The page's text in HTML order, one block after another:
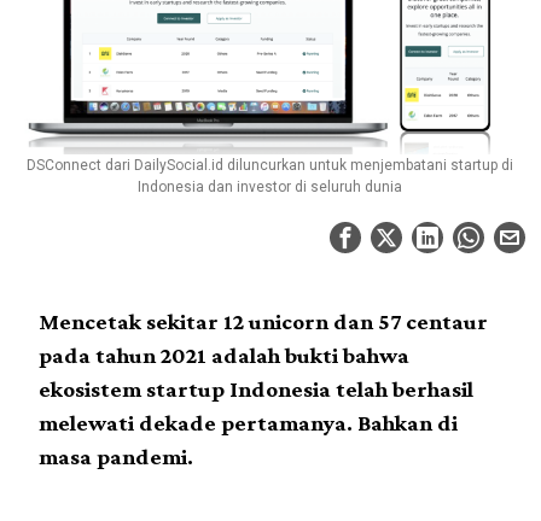
DSConnect dari DailySocial.id diluncurkan untuk menjembatani startup di
Indonesia dan investor di seluruh dunia
Mencetak sekitar 12 unicorn dan 57 centaur
pada tahun 2021 adalah bukti bahwa
ekosistem startup Indonesia telah berhasil
melewati dekade pertamanya. Bahkan di
masa pandemi.